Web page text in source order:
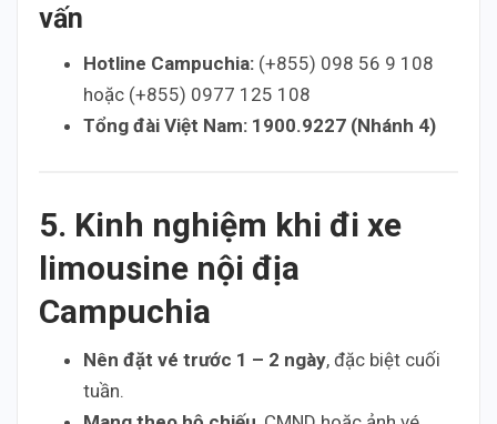
vấn
Hotline Campuchia: (+855) 098 56 9 108
hoặc (+855) 0977 125 108
Tổng đài Việt Nam: 1900.9227 (Nhánh 4)
5. Kinh nghiệm khi đi xe
limousine nội địa
Campuchia
Nên đặt vé trước 1 – 2 ngày, đặc biệt cuối
tuần.